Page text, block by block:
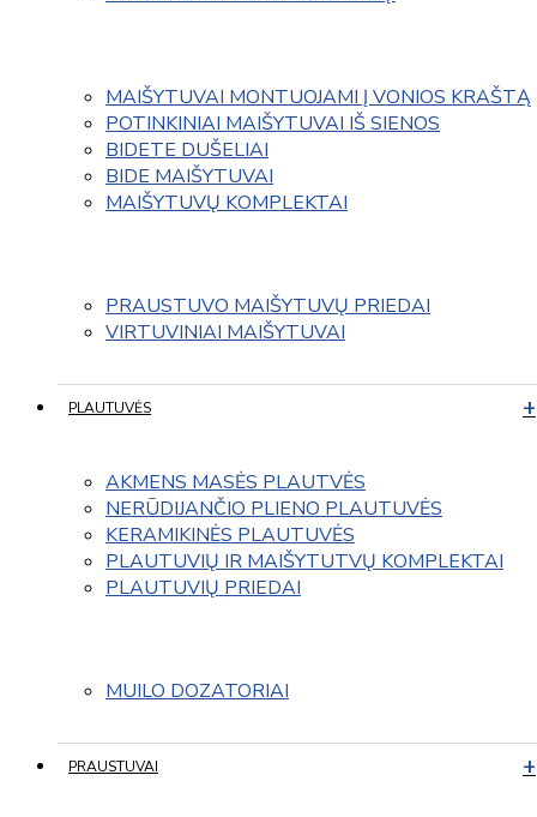
MAIŠYTUVAI MONTUOJAMI Į VONIOS KRAŠTĄ
POTINKINIAI MAIŠYTUVAI IŠ SIENOS
BIDETE DUŠELIAI
BIDE MAIŠYTUVAI
MAIŠYTUVŲ KOMPLEKTAI
PRAUSTUVO MAIŠYTUVŲ PRIEDAI
VIRTUVINIAI MAIŠYTUVAI
PLAUTUVĖS
AKMENS MASĖS PLAUTVĖS
NERŪDIJANČIO PLIENO PLAUTUVĖS
KERAMIKINĖS PLAUTUVĖS
PLAUTUVIŲ IR MAIŠYTUTVŲ KOMPLEKTAI
PLAUTUVIŲ PRIEDAI
MUILO DOZATORIAI
PRAUSTUVAI